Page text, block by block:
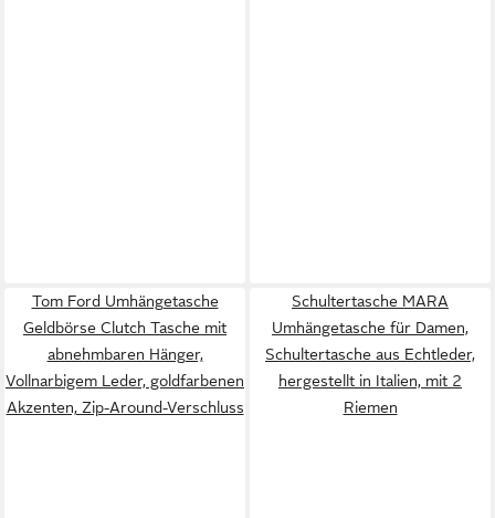
Tom Ford Umhängetasche
Geldbörse Clutch Tasche mit
abnehmbaren Hänger,
Vollnarbigem Leder, goldfarbenen
Akzenten, Zip-Around-Verschluss
Schultertasche MARA
Umhängetasche für Damen,
Schultertasche aus Echtleder,
hergestellt in Italien, mit 2
Riemen